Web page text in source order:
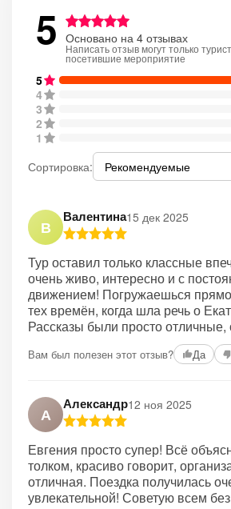
5 Основано на 4 отзывах
Написать отзыв могут только
посетившие мероприятие
5
4
3
2
1
Сортировка:
В
Валентина15 дек 2025
Тур оставил только классные
очень живо, интересно и с
движением! Погружаешься
тех времён, когда шла речь о
Рассказы были просто отличные,
Вам был полезен этот отзыв? Да
А
Александр12 ноя 2025
Евгения просто супер! Всё
толком, красиво говорит,
отличная. Поездка получилась
увлекательной! Советую всем